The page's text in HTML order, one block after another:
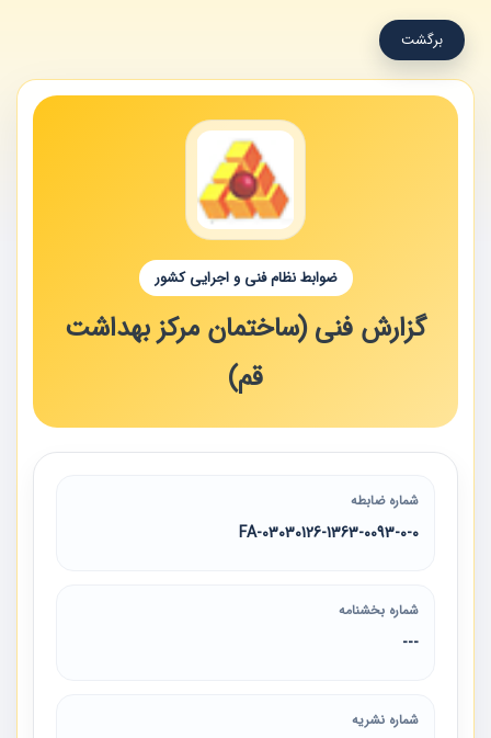
برگشت
ضوابط نظام فنی و اجرایی کشور
گزارش فنی (ساختمان مرکز بهداشت
قم)
شماره ضابطه
03030126-1363-0093-0-0-FA
شماره بخشنامه
---
شماره نشریه